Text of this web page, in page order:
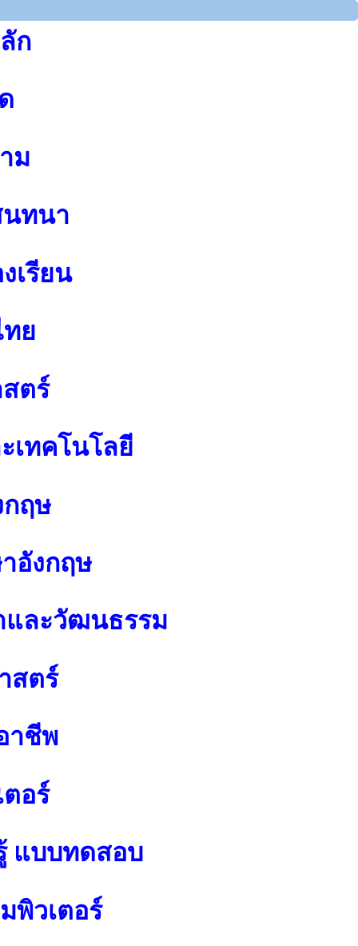
ก
ม
ทนา
เรียน
ย
ตร์
เทคโนโลยี
ฤษ
อังกฤษ
และวัฒนธรรม
สตร์
าชีพ
อร์
แบบทดสอบ
พิวเตอร์